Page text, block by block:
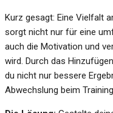
Kurz gesagt: Eine Vielfalt
sorgt nicht nur für eine
auch die Motivation und
wird. Durch das
du nicht nur bessere
Abwechslung beim